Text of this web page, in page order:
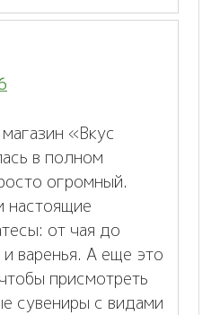
«Вкус
в полном
огромный.
настоящие
от чая до
варенья. А еще это
присмотреть
сувениры с видами